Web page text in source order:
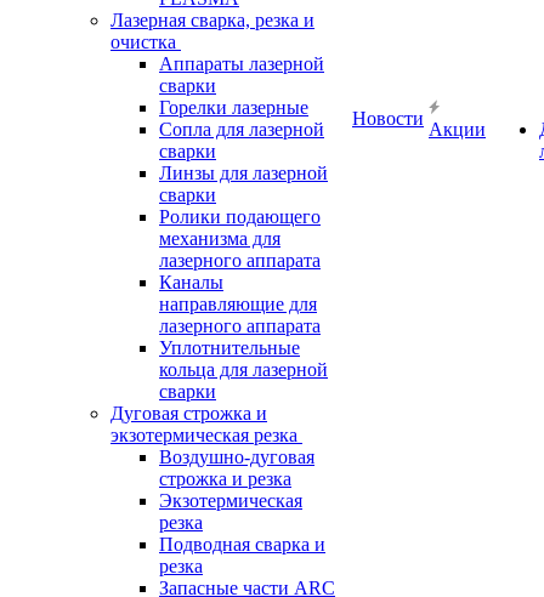
Лазерная сварка, резка и
очистка
Аппараты лазерной
сварки
Горелки лазерные
Сопла для лазерной
сварки
Линзы для лазерной
сварки
Ролики подающего
механизма для
лазерного аппарата
Каналы
направляющие для
лазерного аппарата
Уплотнительные
кольца для лазерной
сварки
Дуговая строжка и
экзотермическая резка
Воздушно-дуговая
строжка и резка
Экзотермическая
резка
Подводная сварка и
резка
Запасные части ARC
Новости
Акции